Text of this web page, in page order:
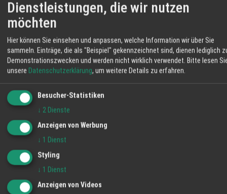
Angebote
Angebot
Moderne Zahnmedizin für Erwachsene –
individuell und schonend
23.12.2024
Dienstleistungen, die wir nutzen
möchten
Hier können Sie einsehen und anpassen, welche Information wir über Sie
sammeln. Einträge, die als "Beispiel" gekennzeichnet sind, dienen lediglich
Demonstrationszwecken und werden nicht wirklich verwendet. Bitte lesen
unsere Datenschutzerklärung, um weitere Details zu erfahren.
Besucher-Statistiken
↓ 2 Dienste
Anzeigen von Werbung
↓ 1 Dienst
Styling
↓ 1 Dienst
Anzeigen von Videos